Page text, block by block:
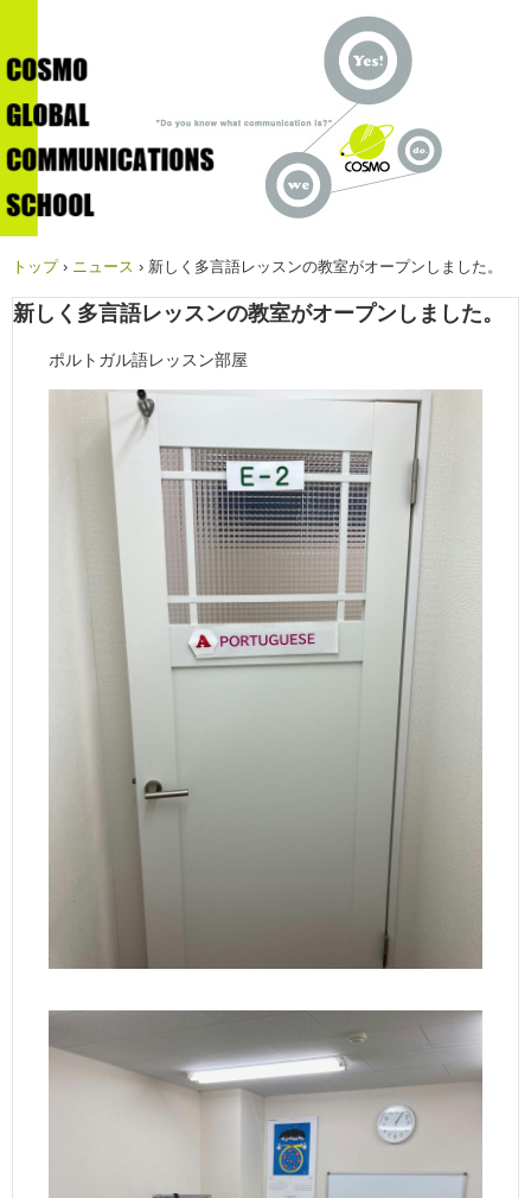
トップ › ニュース › 新しく多言語レッスンの教室がオープンしました。
新しく多言語レッスンの教室がオープンしました。
ポルトガル語レッスン部屋